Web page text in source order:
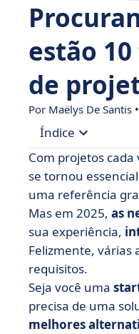
estão
de
Por Maëlys De Santis
Índice
• Entendendo
• Por que
• As 10
• Para
comparação
• Escolhendo a
Com projetos
se tornou
uma referência
Mas em 2025, as
sua experiência,
Felizmente, várias
requisitos.
Seja você uma
precisa de uma
melhores